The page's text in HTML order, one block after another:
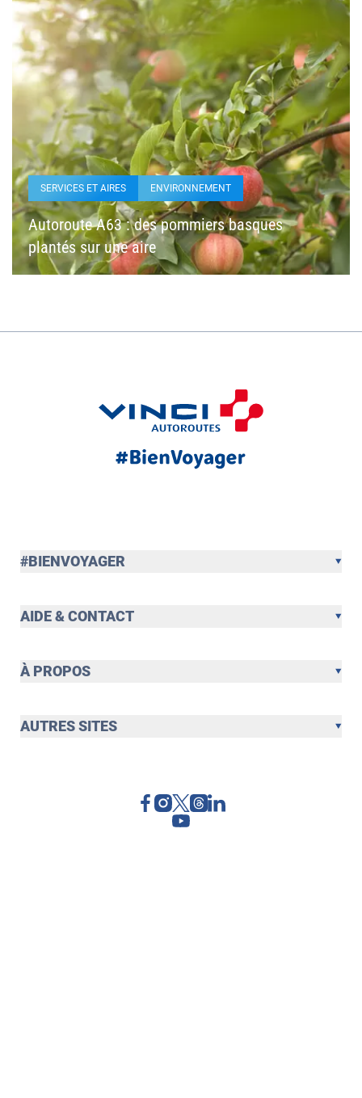
SERVICES ET AIRES ENVIRONNEMENT
Autoroute A63 : des pommiers basques
plantés sur une aire
#BIENVOYAGER
AIDE & CONTACT
À PROPOS
AUTRES SITES